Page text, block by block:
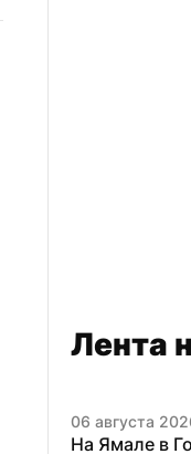
Лента
06 августа
На Ямале в